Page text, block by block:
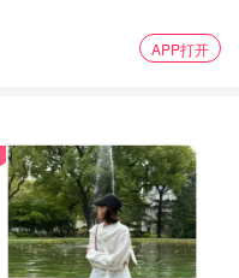
APP打开